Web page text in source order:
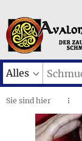
Alles
Sie sind hier ◌